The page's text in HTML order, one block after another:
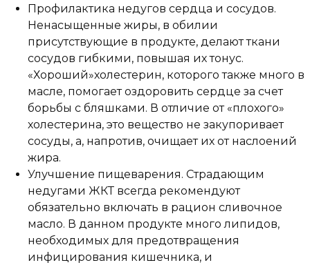
Профилактика недугов сердца и сосудов.
Ненасыщенные жиры, в обилии
присутствующие в продукте, делают ткани
сосудов гибкими, повышая их тонус.
«Хороший»холестерин, которого также много в
масле, помогает оздоровить сердце за счет
борьбы с бляшками. В отличие от «плохого»
холестерина, это вещество не закупоривает
сосуды, а, напротив, очищает их от наслоений
жира.
Улучшение пищеварения. Страдающим
недугами ЖКТ всегда рекомендуют
обязательно включать в рацион сливочное
масло. В данном продукте много липидов,
необходимых для предотвращения
инфицирования кишечника, и